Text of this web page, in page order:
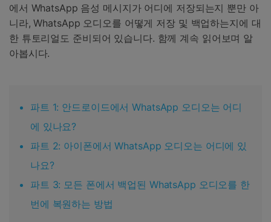
에서 WhatsApp 음성 메시지가 어디에 저장되는지 뿐만 아
니라, WhatsApp 오디오를 어떻게 저장 및 백업하는지에 대
한 튜토리얼도 준비되어 있습니다. 함께 계속 읽어보며 알
아봅시다.
파트 1: 안드로이드에서 WhatsApp 오디오는 어디
에 있나요?
파트 2: 아이폰에서 WhatsApp 오디오는 어디에 있
나요?
파트 3: 모든 폰에서 백업된 WhatsApp 오디오를 한
번에 복원하는 방법